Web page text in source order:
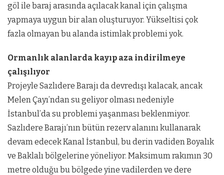
göl ile baraj arasında açılacak kanal için çalışma
yapmaya uygun bir alan oluşturuyor. Yükseltisi çok
fazla olmayan bu alanda istimlak problemi yok.
Ormanlık alanlarda kayıp aza indirilmeye
çalışılıyor
Projeyle Sazlıdere Barajı da devredışı kalacak, ancak
Melen Çayı’ndan su geliyor olması nedeniyle
İstanbul’da su problemi yaşanması beklenmiyor.
Sazlıdere Barajı’nın bütün rezerv alanını kullanarak
devam edecek Kanal İstanbul, bu derin vadiden Boyalık
ve Baklalı bölgelerine yöneliyor. Maksimum rakımın 30
metre olduğu bu bölgede yine vadilerden ve dere